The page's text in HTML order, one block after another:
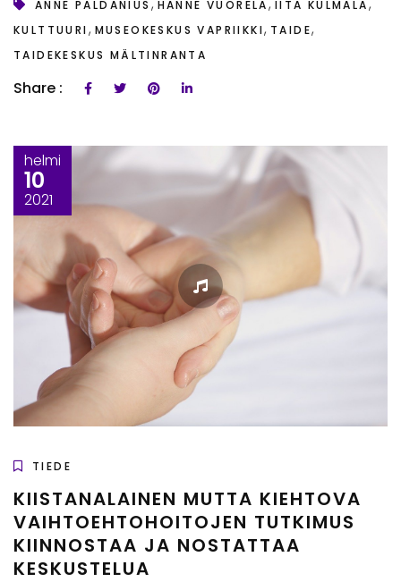
ANNE PALDANIUS , HANNE VUORELA, IITA KULMALA,
KULTTUURI, MUSEOKESKUS VAPRIIKKI, TAIDE,
TAIDEKESKUS MÄLTINRANTA
Share :
helmi
10
2021
TIEDE
KIISTANALAINEN MUTTA KIEHTOVA
VAIHTOEHTOHOITOJEN TUTKIMUS
KIINNOSTAA JA NOSTATTAA
KESKUSTELUA